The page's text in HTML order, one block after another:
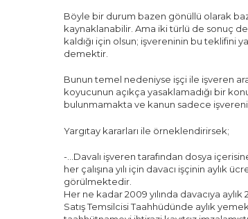
Böyle bir durum bazen gönüllü olarak
kaynaklanabilir. Ama iki türlü de sonuç
kaldığı için olsun; işvereninin bu teklifini
demektir.
Bunun temel nedeniyse işçi ile işveren
koyucunun açıkça yasaklamadığı bir
bulunmamakta ve kanun sadece
Yargıtay kararları ile örneklendirirsek;
-…Davalı işveren tarafından dosya
her çalışına yılı için davacı işçinin aylık
görülmektedir.
Her ne kadar 2009 yılında davacıya
Satış Temsilcisi Taahhüdünde aylık